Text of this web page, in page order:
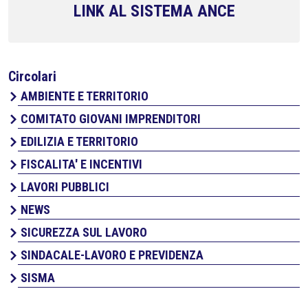
LINK AL SISTEMA ANCE
Circolari
AMBIENTE E TERRITORIO
COMITATO GIOVANI IMPRENDITORI
EDILIZIA E TERRITORIO
FISCALITA' E INCENTIVI
LAVORI PUBBLICI
NEWS
SICUREZZA SUL LAVORO
SINDACALE-LAVORO E PREVIDENZA
SISMA